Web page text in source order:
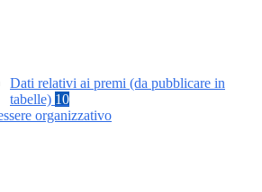
Dati relativi ai premi (da pubblicare in
tabelle) 10
organizzativo